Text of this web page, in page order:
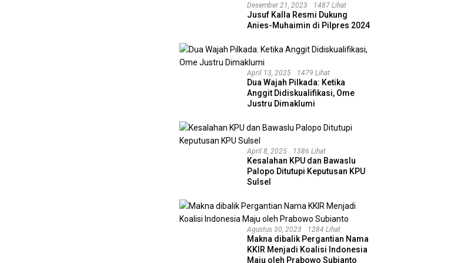
Desember 21, 2023 1487 Lihat
Jusuf Kalla Resmi Dukung
Anies-Muhaimin di Pilpres 2024
April 13, 2025 1479 Lihat
Dua Wajah Pilkada: Ketika
Anggit Didiskualifikasi, Ome
Justru Dimaklumi
April 8, 2025 1386 Lihat
Kesalahan KPU dan Bawaslu
Palopo Ditutupi Keputusan KPU
Sulsel
Agustus 30, 2023 1284 Lihat
Makna dibalik Pergantian Nama
KKIR Menjadi Koalisi Indonesia
Maju oleh Prabowo Subianto